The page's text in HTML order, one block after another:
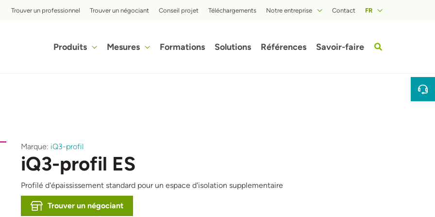
Top menu
Trouver un professionnel Trouver un négociant Conseil projet Téléchargements Notre entreprise Contact FR
Hoofdnavigatie
Produits Mesures Formations Solutions Références Savoir-faire
Afbeelding
Marque: iQ3-profil
iQ3-profil ES
Profilé d'épaississement standard pour un espace d'isolation supplementaire
Trouver un négociant